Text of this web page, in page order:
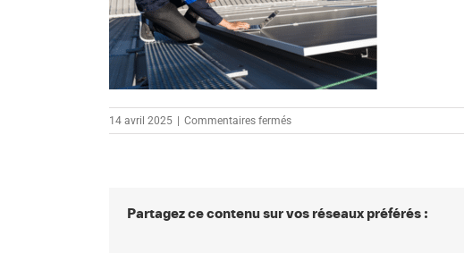
14 avril 2025 Commentaires ferméssur
PHOTOVOLTAÏQUE
Partagez ce contenu sur vos réseaux préférés :